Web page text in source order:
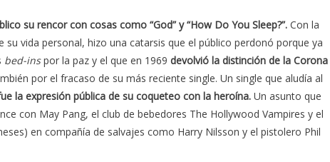
su rencor con cosas como “God” y “How Do You Sleep?”. Con la
vida personal, hizo una catarsis que el público perdonó porque ya
bed-inspor la paz y el que en 1969 devolvió la distinción de la Corona
por el fracaso de su más reciente single. Un single que aludía al
la expresión pública de su coqueteo con la heroína. Un asunto que
con May Pang, el club de bebedores The Hollywood Vampires y el
en compañía de salvajes como Harry Nilsson y el pistolero Phil